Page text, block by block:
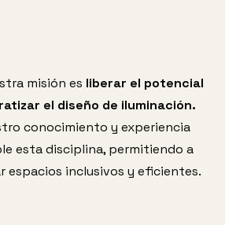
misión es liberar el potencial
conocimiento y experiencia
esta disciplina, permitiendo a
espacios inclusivos y eficientes.